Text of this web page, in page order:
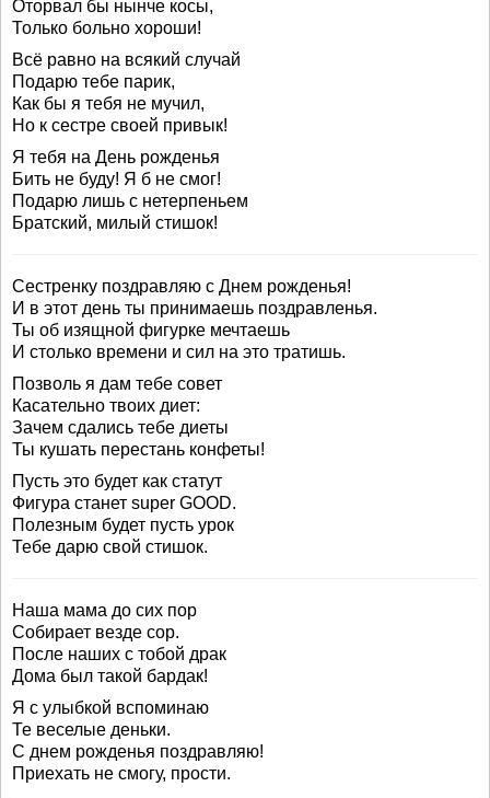
Оторвал бы нынче косы,
Только больно хороши!
Всё равно на всякий случай
Подарю тебе парик,
Как бы я тебя не мучил,
Но к сестре своей привык!
Я тебя на День рожденья
Бить не буду! Я б не смог!
Подарю лишь с нетерпеньем
Братский, милый стишок!
Сестренку поздравляю с Днем рожденья!
И в этот день ты принимаешь поздравленья.
Ты об изящной фигурке мечтаешь
И столько времени и сил на это тратишь.
Позволь я дам тебе совет
Касательно твоих диет:
Зачем сдались тебе диеты
Ты кушать перестань конфеты!
Пусть это будет как статут
Фигура станет super GOOD.
Полезным будет пусть урок
Тебе дарю свой стишок.
Наша мама до сих пор
Собирает везде сор.
После наших с тобой драк
Дома был такой бардак!
Я с улыбкой вспоминаю
Те веселые деньки.
С днем рожденья поздравляю!
Приехать не смогу, прости.